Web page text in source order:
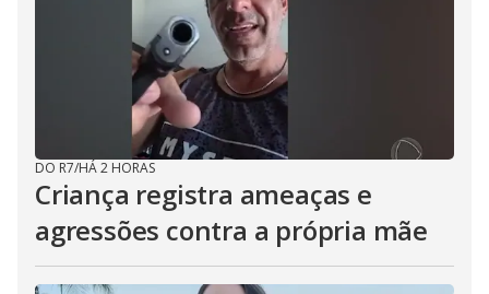
DO R7/HÁ 2 HORAS
Criança registra ameaças e
agressões contra a própria mãe